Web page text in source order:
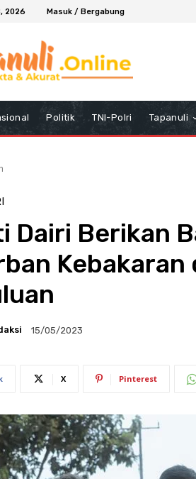
2026 Masuk / Bergabung
Politik TNI-Polri Tapanuli
Dairi Berikan
Kebakaran
15/05/2023
X Pinterest